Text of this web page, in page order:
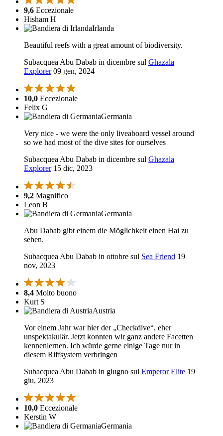
9,6 Eccezionale
Hisham H
Irlanda
Beautiful reefs with a great amount of biodiversity.
Subacquea Abu Dabab in dicembre sul Ghazala
Explorer 09 gen, 2024
10,0 Eccezionale
Felix G
Germania
Very nice - we were the only liveaboard vessel around
so we had most of the dive sites for ourselves
Subacquea Abu Dabab in dicembre sul Ghazala
Explorer 15 dic, 2023
9,2 Magnifico
Leon B
Germania
Abu Dabab gibt einem die Möglichkeit einen Hai zu
sehen.
Subacquea Abu Dabab in ottobre sul Sea Friend 19
nov, 2023
8,4 Molto buono
Kurt S
Austria
Vor einem Jahr war hier der „Checkdive“, eher
unspektakulär. Jetzt konnten wir ganz andere Facetten
kennenlernen. Ich würde gerne einige Tage nur in
diesem Riffsystem verbringen
Subacquea Abu Dabab in giugno sul Emperor Elite 19
giu, 2023
10,0 Eccezionale
Kerstin W
Germania